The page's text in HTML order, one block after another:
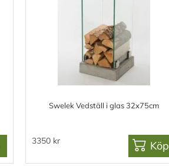
Swelek Vedställ i glas 32x75cm
3350 kr Köp